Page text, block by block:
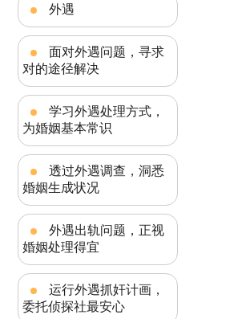
外遇
面对外遇问题，寻求
对的途径解决
学习外遇处理方式，
为婚姻基本常识
透过外遇调查，洞悉
婚姻生成状况
外遇出轨问题，正视
婚姻处理得宜
运行外遇抓奸计画，
委托侦探社最安心